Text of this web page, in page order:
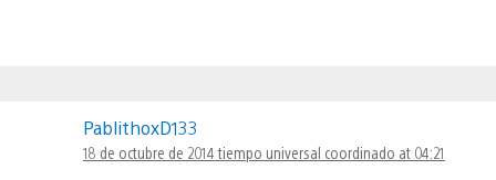
PablithoxD133
18 de octubre de 2014 tiempo universal coordinado at 04:21